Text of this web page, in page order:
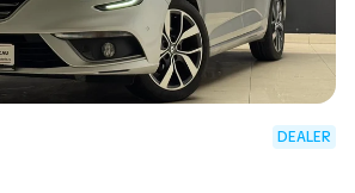
DEALER